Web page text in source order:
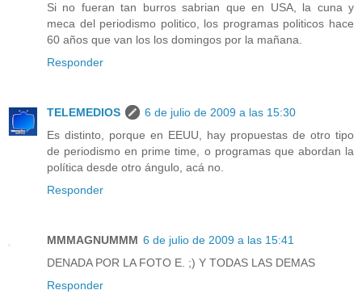
Si no fueran tan burros sabrian que en USA, la cuna y
meca del periodismo politico, los programas politicos hace
60 años que van los los domingos por la mañana.
Responder
TELEMEDIOS
6 de julio de 2009 a las 15:30
Es distinto, porque en EEUU, hay propuestas de otro tipo
de periodismo en prime time, o programas que abordan la
política desde otro ángulo, acá no.
Responder
MMMAGNUMMM 6 de julio de 2009 a las 15:41
DENADA POR LA FOTO E. ;) Y TODAS LAS DEMAS
Responder